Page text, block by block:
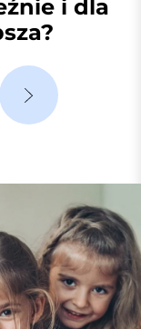
i dla